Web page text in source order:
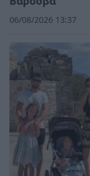
06/08/2026 13:37